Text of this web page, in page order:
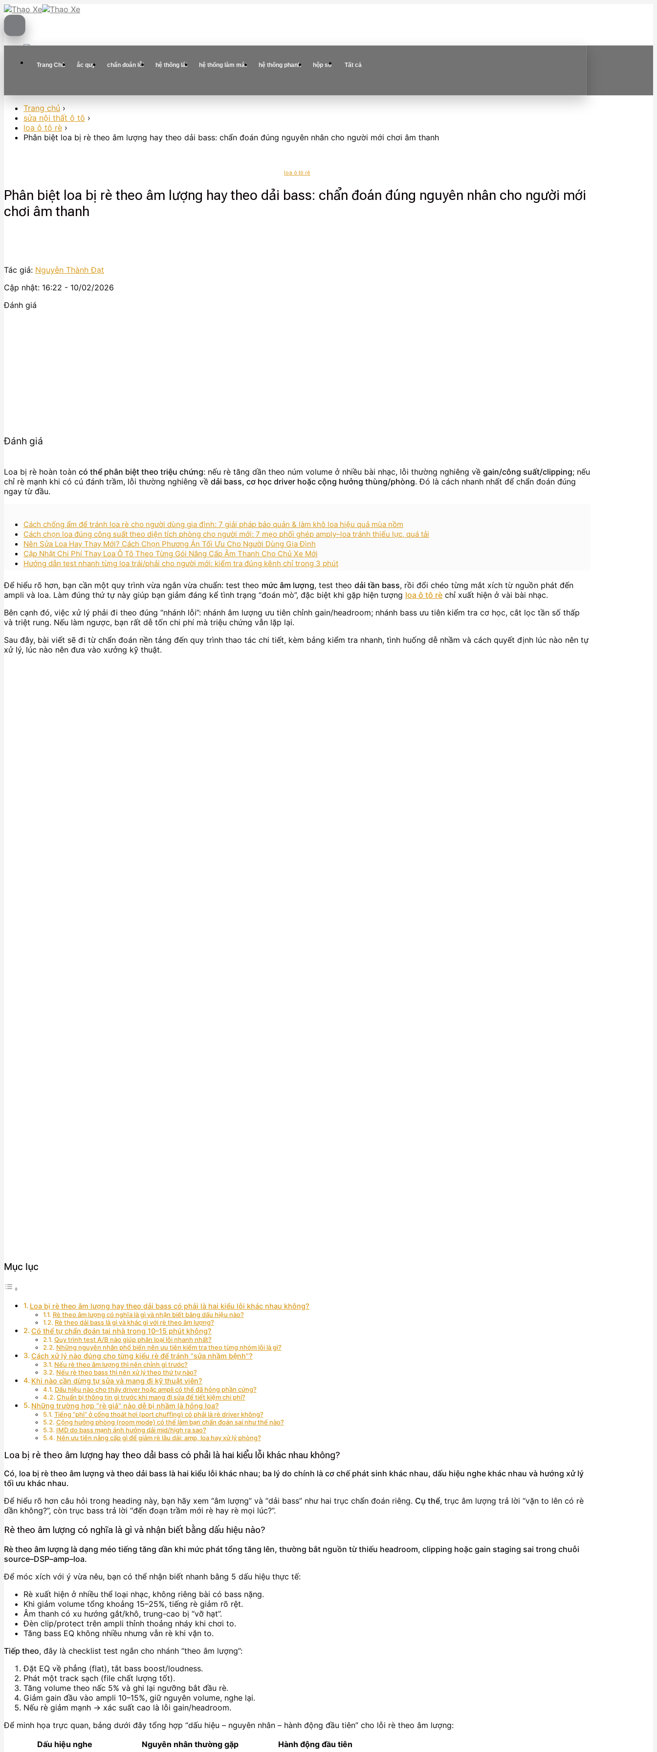
Skip
to
Trang Chủ ắc quy chẩn đoán lỗi hệ thống lái hệ thống làm mát hệ thống phanh hộp số Tất cả
Trang chủ ›
sửa nội thất ô tô ›
loa ô tô rè ›
Phân biệt loa bị rè theo âm lượng hay theo dải bass: chẩn đoán đúng nguyên nhân cho người mới chơi âm thanh
loa ô tô rè
Phân biệt loa bị rè theo âm lượng hay theo dải bass: chẩn đoán đúng nguyên nhân cho người mới
chơi âm thanh
Tác giả: Nguyễn Thành Đạt
Cập nhật: 16:22 - 10/02/2026
Đánh giá
Đánh giá
Loa bị rè hoàn toàn có thể phân biệt theo triệu chứng: nếu rè tăng dần theo núm volume ở nhiều bài nhạc, lỗi thường nghiêng về gain/công suất/clipping; nếu
chỉ rè mạnh khi có cú đánh trầm, lỗi thường nghiêng về dải bass, cơ học driver hoặc cộng hưởng thùng/phòng. Đó là cách nhanh nhất để chẩn đoán đúng
ngay từ đầu.
Cách chống ẩm để tránh loa rè cho người dùng gia đình: 7 giải pháp bảo quản & làm khô loa hiệu quả mùa nồm
Cách chọn loa đúng công suất theo diện tích phòng cho người mới: 7 mẹo phối ghép amply–loa tránh thiếu lực, quá tải
Nên Sửa Loa Hay Thay Mới? Cách Chọn Phương Án Tối Ưu Cho Người Dùng Gia Đình
Cập Nhật Chi Phí Thay Loa Ô Tô Theo Từng Gói Nâng Cấp Âm Thanh Cho Chủ Xe Mới
Hướng dẫn test nhanh từng loa trái/phải cho người mới: kiểm tra đúng kênh chỉ trong 3 phút
Để hiểu rõ hơn, bạn cần một quy trình vừa ngắn vừa chuẩn: test theo mức âm lượng, test theo dải tần bass, rồi đổi chéo từng mắt xích từ nguồn phát đến
ampli và loa. Làm đúng thứ tự này giúp bạn giảm đáng kể tình trạng “đoán mò”, đặc biệt khi gặp hiện tượng loa ô tô rè chỉ xuất hiện ở vài bài nhạc.
Bên cạnh đó, việc xử lý phải đi theo đúng “nhánh lỗi”: nhánh âm lượng ưu tiên chỉnh gain/headroom; nhánh bass ưu tiên kiểm tra cơ học, cắt lọc tần số thấp
và triệt rung. Nếu làm ngược, bạn rất dễ tốn chi phí mà triệu chứng vẫn lặp lại.
Sau đây, bài viết sẽ đi từ chẩn đoán nền tảng đến quy trình thao tác chi tiết, kèm bảng kiểm tra nhanh, tình huống dễ nhầm và cách quyết định lúc nào nên tự
xử lý, lúc nào nên đưa vào xưởng kỹ thuật.
Mục lục
Loa bị rè theo âm lượng hay theo dải bass có phải là hai kiểu lỗi khác nhau không?
Rè theo âm lượng có nghĩa là gì và nhận biết bằng dấu hiệu nào?
Rè theo dải bass là gì và khác gì với rè theo âm lượng?
Có thể tự chẩn đoán tại nhà trong 10–15 phút không?
Quy trình test A/B nào giúp phân loại lỗi nhanh nhất?
Những nguyên nhân phổ biến nên ưu tiên kiểm tra theo từng nhóm lỗi là gì?
Cách xử lý nào đúng cho từng kiểu rè để tránh “sửa nhầm bệnh”?
Nếu rè theo âm lượng thì nên chỉnh gì trước?
Nếu rè theo bass thì nên xử lý theo thứ tự nào?
Khi nào cần dừng tự sửa và mang đi kỹ thuật viên?
Dấu hiệu nào cho thấy driver hoặc ampli có thể đã hỏng phần cứng?
Chuẩn bị thông tin gì trước khi mang đi sửa để tiết kiệm chi phí?
Những trường hợp “rè giả” nào dễ bị nhầm là hỏng loa?
Tiếng “phì” ở cổng thoát hơi (port chuffing) có phải là rè driver không?
Cộng hưởng phòng (room mode) có thể làm bạn chẩn đoán sai như thế nào?
IMD do bass mạnh ảnh hưởng dải mid/high ra sao?
Nên ưu tiên nâng cấp gì để giảm rè lâu dài: amp, loa hay xử lý phòng?
Loa bị rè theo âm lượng hay theo dải bass có phải là hai kiểu lỗi khác nhau không?
Có, loa bị rè theo âm lượng và theo dải bass là hai kiểu lỗi khác nhau; ba lý do chính là cơ chế phát sinh khác nhau, dấu hiệu nghe khác nhau và hướng xử lý
tối ưu khác nhau.
Để hiểu rõ hơn câu hỏi trong heading này, bạn hãy xem “âm lượng” và “dải bass” như hai trục chẩn đoán riêng. Cụ thể, trục âm lượng trả lời “vặn to lên có rè
dần không?”, còn trục bass trả lời “đến đoạn trầm mới rè hay rè mọi lúc?”.
Rè theo âm lượng có nghĩa là gì và nhận biết bằng dấu hiệu nào?
Rè theo âm lượng là dạng méo tiếng tăng dần khi mức phát tổng tăng lên, thường bắt nguồn từ thiếu headroom, clipping hoặc gain staging sai trong chuỗi
source–DSP–amp–loa.
Để móc xích với ý vừa nêu, bạn có thể nhận biết nhanh bằng 5 dấu hiệu thực tế:
Rè xuất hiện ở nhiều thể loại nhạc, không riêng bài có bass nặng.
Khi giảm volume tổng khoảng 15–25%, tiếng rè giảm rõ rệt.
Âm thanh có xu hướng gắt/khô, trung-cao bị “vỡ hạt”.
Đèn clip/protect trên ampli thỉnh thoảng nháy khi chơi to.
Tăng bass EQ không nhiều nhưng vẫn rè khi vặn to.
Tiếp theo, đây là checklist test ngắn cho nhánh “theo âm lượng”:
Đặt EQ về phẳng (flat), tắt bass boost/loudness.
Phát một track sạch (file chất lượng tốt).
Tăng volume theo nấc 5% và ghi lại ngưỡng bắt đầu rè.
Giảm gain đầu vào ampli 10–15%, giữ nguyên volume, nghe lại.
Nếu rè giảm mạnh → xác suất cao là lỗi gain/headroom.
Để minh họa trực quan, bảng dưới đây tổng hợp “dấu hiệu – nguyên nhân – hành động đầu tiên” cho lỗi rè theo âm lượng:
Dấu hiệu nghe
Nguyên nhân thường gặp
Hành động đầu tiên